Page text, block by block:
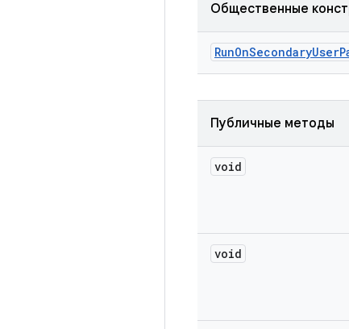
Общественные
RunOnSecondaryUser
Публичные методы
void
void